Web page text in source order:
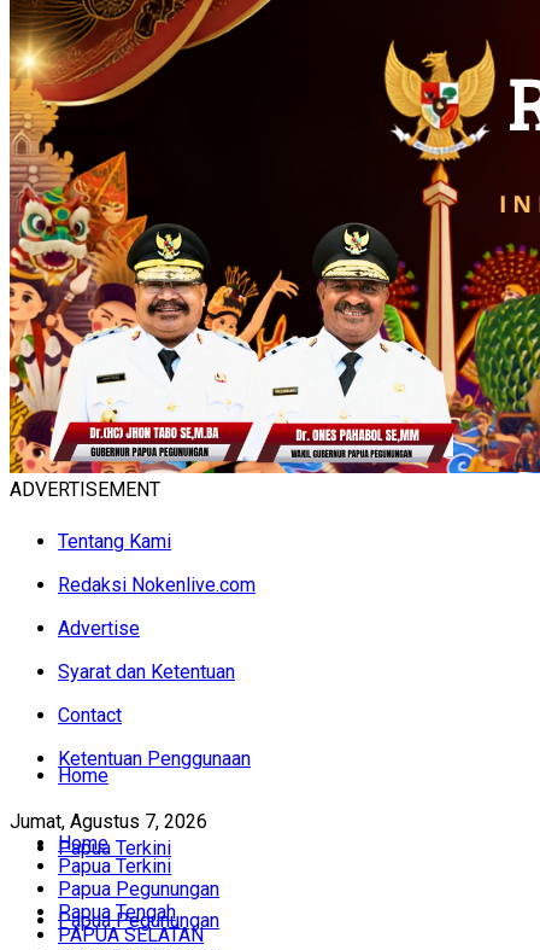
ADVERTISEMENT
Tentang Kami
Redaksi Nokenlive.com
Advertise
Syarat dan Ketentuan
Contact
Ketentuan Penggunaan
Jumat, Agustus 7, 2026
Home
Papua Terkini
Papua Pegunungan
Home
Papua Terkini
Papua Pegunungan
Papua Tengah
PAPUA SELATAN